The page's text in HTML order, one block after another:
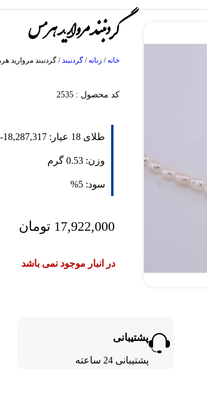
گردنبند مروارید هرمس
خانه/ زنانه/ گردنبند/ گردنبند مروارید
کد محصول : 2535
طلای 18 عیار: 18,287,317
-
وزن: 0.53 گرم
سود: 5%
17,922,000 تومان
در انبار موجود نمی باشد
پشتیبانی
پشتیبانی 24 ساعته